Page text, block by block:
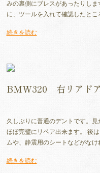
みの裏側にブレスがあったりし
に、ツールを入れて確認したと
続きを読む
BMW320 右リアド
久しぶりに普通のデントです。
ほぼ完璧にリペア出来ます。 後
ムや、静震用のシートなどがなけ
続きを読む